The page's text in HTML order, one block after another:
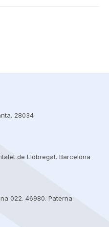
28034
de Llobregat. Barcelona
022. 46980. Paterna.